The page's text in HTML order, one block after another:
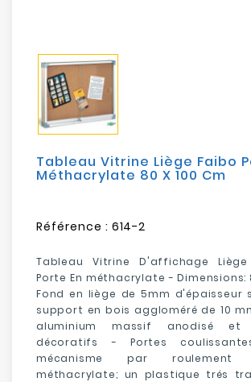
Sécurité
Mobilités
Loisirs
Tableau Vitrine Liège Faibo
Méthacrylate 80 X 100 Cm
Référence : 614-2
Tableau Vitrine D'affichage Liège
Porte En méthacrylate - Dimensions:
Fond en liège de 5mm d'épaisseur
support en bois aggloméré de 10
aluminium massif anodisé
décoratifs - Portes
mécanisme par
méthacrylate; un plastique trés